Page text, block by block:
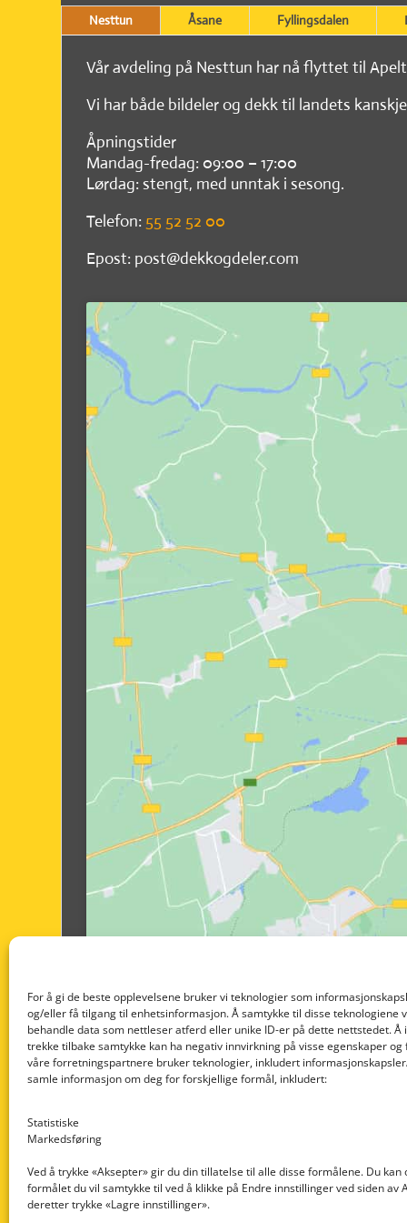
For å gi de beste opplevelsene bruker vi teknologier som
og/eller få tilgang til enhetsinformasjon. Å samtykke til disse teknologiene
behandle data som nettleser atferd eller unike ID-er på dette nettstedet. Å
trekke tilbake samtykke kan ha negativ innvirkning på visse egenskaper og
våre forretningspartnere bruker teknologier, inkludert
samle informasjon om deg for forskjellige formål, inkludert:
Statistiske
Markedsføring
Ved å trykke «Aksepter» gir du din tillatelse til alle disse formålene. Du kan
formålet du vil samtykke til ved å klikke på Endre innstillinger ved siden av
deretter trykke «Lagre innstillinger».
Nesttun Åsane Fyllingsdalen
Vår avdeling på Nesttun har nå flyttet til
Vi har både bildeler og dekk til landets
Åpningstider
Mandag-fredag: 09:00 – 17:00
Lørdag: stengt, med unntak i sesong.
Telefon: 55 52 52 00
Epost: post@dekkogdeler.com
Nedre Nøttveit 60, 5238 Rådal